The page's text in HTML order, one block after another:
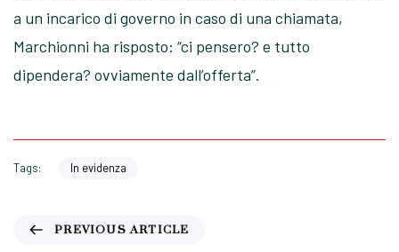
a un incarico di governo in caso di una chiamata,
Marchionni ha risposto: “ci pensero? e tutto
dipendera? ovviamente dall’offerta”.
Tags: In evidenza
PREVIOUS ARTICLE